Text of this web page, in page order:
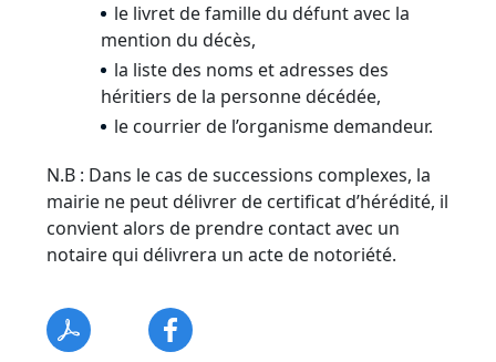
le livret de famille du défunt avec la
mention du décès,
la liste des noms et adresses des
héritiers de la personne décédée,
le courrier de l’organisme demandeur.
N.B : Dans le cas de successions complexes, la
mairie ne peut délivrer de certificat d’hérédité, il
convient alors de prendre contact avec un
notaire qui délivrera un acte de notoriété.